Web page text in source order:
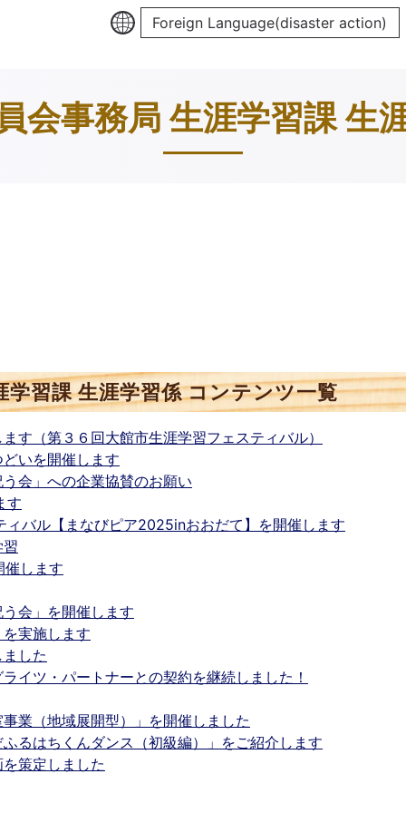
Foreign Language(disaster action)
会事務局 生涯学習課 生
学習課 生涯学習係 コンテンツ一覧
す（第３６回大館市生涯学習フェスティバル）
いを開催します
会」への企業協賛のお願い
す
バル【まなびピア2025inおおだて】を開催します
します
会」を開催します
実施します
した
イツ・パートナーとの契約を継続しました！
業（地域展開型）」を開催しました
るはちくんダンス（初級編）」をご紹介します
策定しました